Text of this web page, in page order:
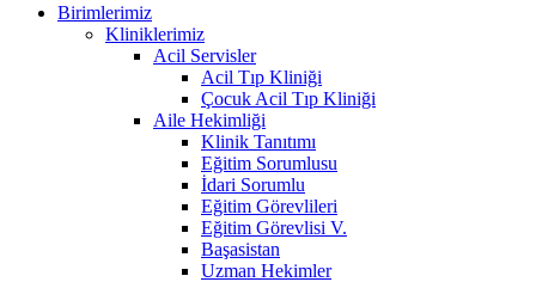
Birimlerimiz
Kliniklerimiz
Acil Servisler
Acil Tıp Kliniği
Çocuk Acil Tıp Kliniği
Aile Hekimliği
Klinik Tanıtımı
Eğitim Sorumlusu
İdari Sorumlu
Eğitim Görevlileri
Eğitim Görevlisi V.
Başasistan
Uzman Hekimler